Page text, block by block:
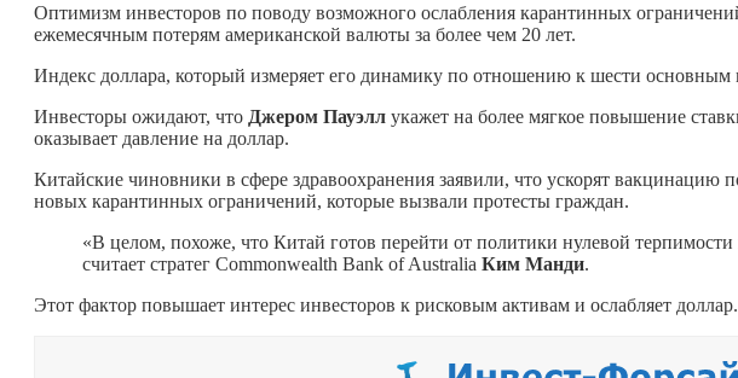
Оптимизм инвесторов по поводу возможного ослабления карантинных
ежемесячным потерям американской валюты за более чем 20 лет.
Индекс доллара, который измеряет его динамику по отношению к шести основным
Инвесторы ожидают, что Джером Пауэлл укажет на более мягкое повышение
оказывает давление на доллар.
Китайские чиновники в сфере здравоохранения заявили, что ускорят
новых карантинных ограничений, которые вызвали протесты граждан.
«В целом, похоже, что Китай готов перейти от политики нулевой
считает стратег Commonwealth Bank of Australia Ким Манди.
Этот фактор повышает интерес инвесторов к рисковым активам и ослабляет доллар.